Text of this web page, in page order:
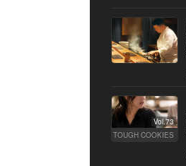
Vol.73
TOUGH COOKIES